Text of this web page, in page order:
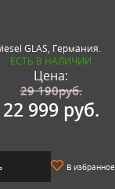
GLAS, Германия.​​
ЕСТЬ В НАЛИЧИИ
Цена:
29 190руб.
22 999 руб.
В избранное